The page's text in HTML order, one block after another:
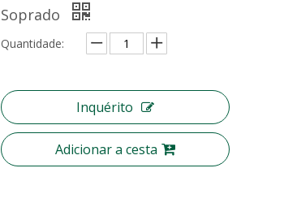
Soprado
Quantidade:
Inquérito
Adicionar a cesta